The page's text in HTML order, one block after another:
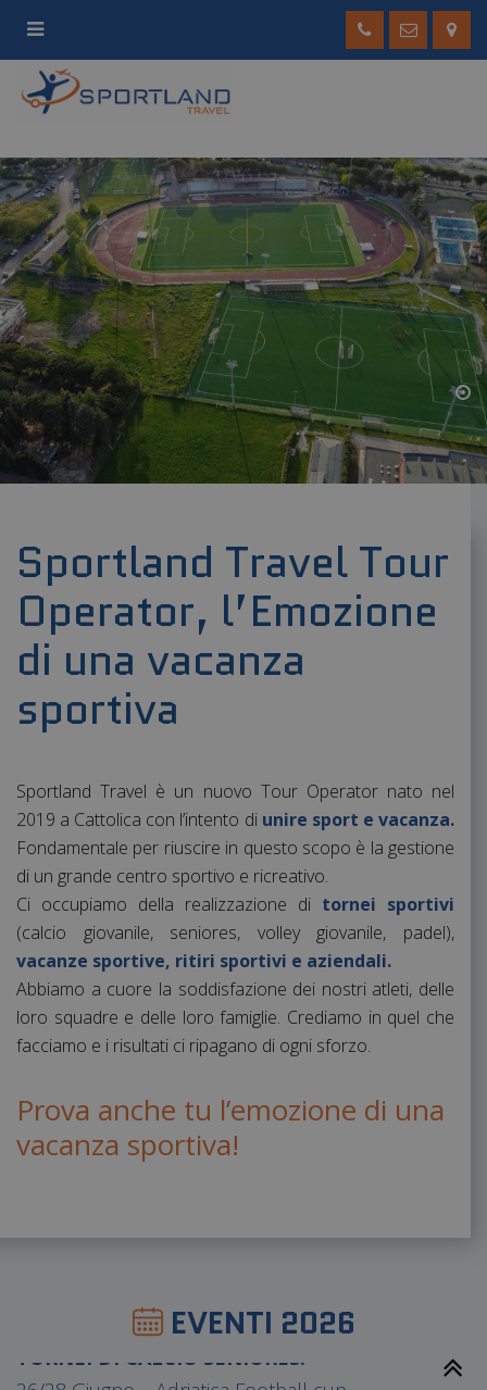
MENU
Home
Un centro sportivo all’avanguardia
Tornei
Ritiri sportivi
Vacanze Sportive
Eventi e Tornei Aziendali
Tornei di Volley Giovanile
Contattaci
Sportland Travel Tour
Operator, l’Emozione
di una vacanza
sportiva
Sportland Travel è un nuovo Tour Operator nato nel
2019 a Cattolica con l’intento di unire sport e vacanza.
Fondamentale per riuscire in questo scopo è la gestione
di un grande centro sportivo e ricreativo.
Ci occupiamo della realizzazione di tornei sportivi
(calcio giovanile, seniores, volley giovanile, padel),
vacanze sportive, ritiri sportivi e aziendali.
Abbiamo a cuore la soddisfazione dei nostri atleti, delle
loro squadre e delle loro famiglie. Crediamo in quel che
facciamo e i risultati ci ripagano di ogni sforzo.
Prova anche tu l’emozione di una
vacanza sportiva!
EVENTI 2026
03/05 Aprile – Riviera Easter cup
26/28 Giugno – Adriatica Football cup